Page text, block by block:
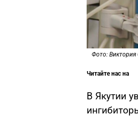
Фото:
Читайте нас на
В Якутии